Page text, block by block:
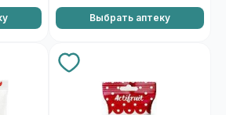
Выбрать аптеку